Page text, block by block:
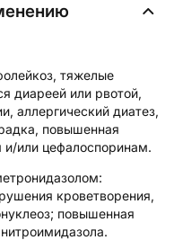
тяжелые
диареей или рвотой,
аллергический диатез,
повышенная
и/или цефалоспоринам.
кроветворения,
повышенная